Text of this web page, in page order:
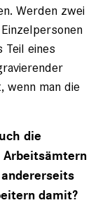
Werden zwei
Teil eines
wenn man die
die
Arbeitsämtern
damit?